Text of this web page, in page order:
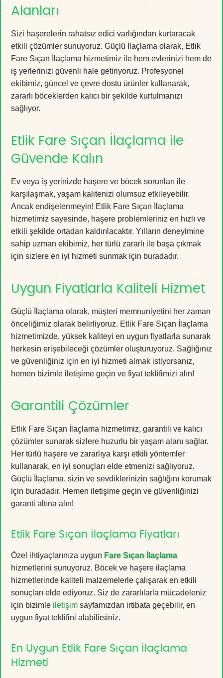
Alanları
Sizi haşerelerin rahatsız edici varlığından kurtaracak
etkili çözümler sunuyoruz. Güçlü İlaçlama olarak, Etlik
Fare Sıçan İlaçlama hizmetimiz ile hem evlerinizi hem de
iş yerlerinizi güvenli hale getiriyoruz. Profesyonel
ekibimiz, güncel ve çevre dostu ürünler kullanarak,
zararlı böceklerden kalıcı bir şekilde kurtulmanızı
sağlıyor.
Etlik Fare Sıçan İlaçlama ile
Güvende Kalın
Ev veya iş yerinizde haşere ve böcek sorunları ile
karşılaşmak, yaşam kalitenizi olumsuz etkileyebilir.
Ancak endişelenmeyin! Etlik Fare Sıçan İlaçlama
hizmetimiz sayesinde, haşere problemleriniz en hızlı ve
etkili şekilde ortadan kaldırılacaktır. Yılların deneyimine
sahip uzman ekibimiz, her türlü zararlı ile başa çıkmak
için sizlere en iyi hizmeti sunmak için buradadır.
Uygun Fiyatlarla Kaliteli Hizmet
Güçlü İlaçlama olarak, müşteri memnuniyetini her zaman
önceliğimiz olarak belirliyoruz. Etlik Fare Sıçan İlaçlama
hizmetimizde, yüksek kaliteyi en uygun fiyatlarla sunarak
herkesin erişebileceği çözümler oluşturuyoruz. Sağlığınız
ve güvenliğiniz için en iyi hizmeti almak istiyorsanız,
hemen bizimle iletişime geçin ve fiyat teklifimizi alın!
Garantili Çözümler
Etlik Fare Sıçan İlaçlama hizmetimiz, garantili ve kalıcı
çözümler sunarak sizlere huzurlu bir yaşam alanı sağlar.
Her türlü haşere ve zararlıya karşı etkili yöntemler
kullanarak, en iyi sonuçları elde etmenizi sağlıyoruz.
Güçlü İlaçlama, sizin ve sevdiklerinizin sağlığını korumak
için buradadır. Hemen iletişime geçin ve güvenliğinizi
garanti altına alın!
Etlik Fare Sıçan İlaçlama Fiyatları
Özel ihtiyaçlarınıza uygun Fare Sıçan İlaçlama
hizmetlerini sunuyoruz. Böcek ve haşere ilaçlama
hizmetlerinde kaliteli malzemelerle çalışarak en etkili
sonuçları elde ediyoruz. Siz de zararlılarla mücadeleniz
için bizimle iletişim sayfamızdan irtibata geçebilir, en
uygun fiyat teklifini alabilirsiniz.
En Uygun Etlik Fare Sıçan İlaçlama
Hizmeti